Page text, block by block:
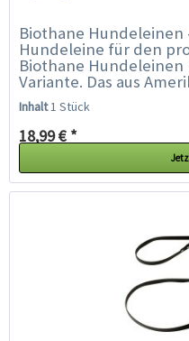
Biothane Hundeleinen
Hundeleine für den
Biothane
Variante. Das aus
Material überzeugt
Inhalt1 Stück
18,99 € *